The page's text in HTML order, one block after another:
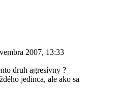
2007, 13:33
druh agresívny ?
jedinca, ale ako sa